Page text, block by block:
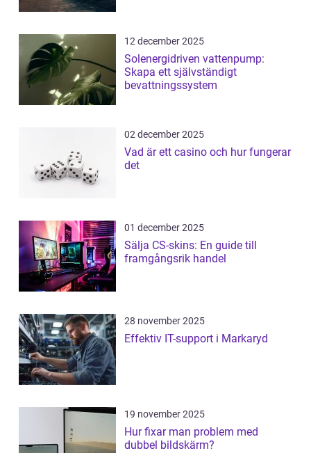
12 december 2025
Solenergidriven vattenpump:
Skapa ett självständigt
bevattningssystem
02 december 2025
Vad är ett casino och hur fungerar
det
01 december 2025
Sälja CS-skins: En guide till
framgångsrik handel
28 november 2025
Effektiv IT-support i Markaryd
19 november 2025
Hur fixar man problem med
dubbel bildskärm?